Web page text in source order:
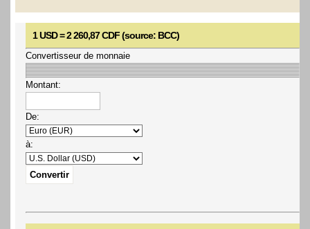
1 USD = 2 260,87 CDF (source: BCC)
Convertisseur de monnaie
Montant:
De:
à: